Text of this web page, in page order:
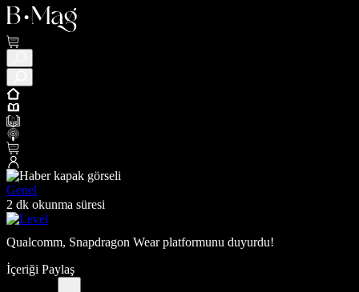
Genel
2 dk okunma süresi
Qualcomm, Snapdragon Wear platformunu duyurdu!
İçeriği Paylaş